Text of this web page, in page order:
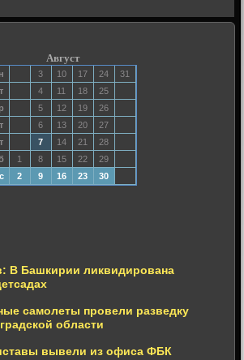
Август
3 10 17 24
31
4 11 18
25
5 12 19
26
6 13 20
27
7 14 21
28
1 8 15 22
29
2 9 16 23 30
В Башкирии ликвидирована
самолеты провели разведку
области
вывели из офиса ФБК